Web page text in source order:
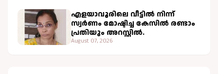
എളയാവൂരിലെ വീട്ടിൽ നിന്ന്
സ്വർണം മോഷ്ടിച്ച കേസിൽ രണ്ടാം
പ്രതിയും അറസ്റ്റിൽ.
August 07, 2026